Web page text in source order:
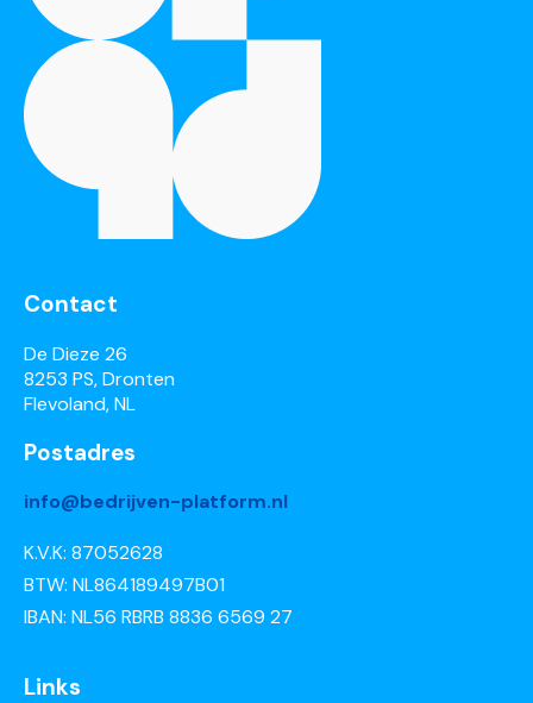
Contact
De Dieze 26
8253 PS, Dronten
Flevoland, NL
Postadres
info@bedrijven-platform.nl
K.V.K: 87052628
BTW: NL864189497B01
IBAN: NL56 RBRB 8836 6569 27
Links